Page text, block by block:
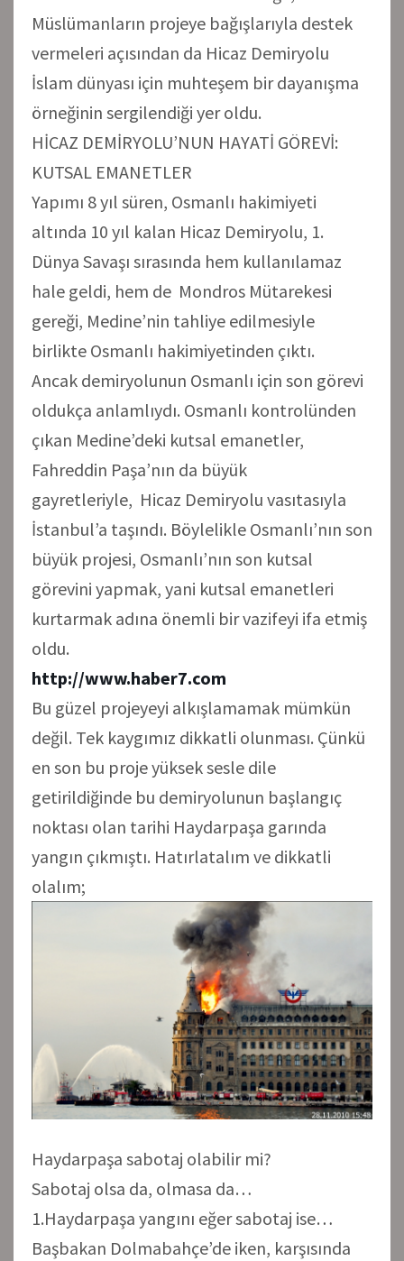
Müslümanların projeye bağışlarıyla destek
vermeleri açısından da Hicaz Demiryolu
İslam dünyası için muhteşem bir dayanışma
örneğinin sergilendiği yer oldu.
HİCAZ DEMİRYOLU’NUN HAYATİ GÖREVİ:
KUTSAL EMANETLER
Yapımı 8 yıl süren, Osmanlı hakimiyeti
altında 10 yıl kalan Hicaz Demiryolu, 1.
Dünya Savaşı sırasında hem kullanılamaz
hale geldi, hem de Mondros Mütarekesi
gereği, Medine’nin tahliye edilmesiyle
birlikte Osmanlı hakimiyetinden çıktı.
Ancak demiryolunun Osmanlı için son görevi
oldukça anlamlıydı. Osmanlı kontrolünden
çıkan Medine’deki kutsal emanetler,
Fahreddin Paşa’nın da büyük
gayretleriyle, Hicaz Demiryolu vasıtasıyla
İstanbul’a taşındı. Böylelikle Osmanlı’nın son
büyük projesi, Osmanlı’nın son kutsal
görevini yapmak, yani kutsal emanetleri
kurtarmak adına önemli bir vazifeyi ifa etmiş
oldu.
http://www.haber7.com
Bu güzel projeyeyi alkışlamamak mümkün
değil. Tek kaygımız dikkatli olunması. Çünkü
en son bu proje yüksek sesle dile
getirildiğinde bu demiryolunun başlangıç
noktası olan tarihi Haydarpaşa garında
yangın çıkmıştı. Hatırlatalım ve dikkatli
olalım;
Haydarpaşa sabotaj olabilir mi?
Sabotaj olsa da, olmasa da…
1.Haydarpaşa yangını eğer sabotaj ise…
Başbakan Dolmabahçe’de iken, karşısında